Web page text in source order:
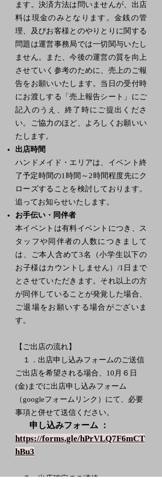
ます。決済方法は問いませんが、出店
料は現金のみとなります。金銭の管
理、及びお客様とのやりとりに関する
問題は運営事務局では一切関与いたし
ません。また、今後の運営の質を向上
させていく参考のために、売上のご報
告をお願いいたします。当日の受付時
にお渡しする「売上報告シート」にご
記入のうえ、終了時にご提出くださ
い。ご協力のほど、よろしくお願いい
たします。
出店時間
ハンドメイド・エリアは、イベント終
了予定時間の1時間～2時間程度先にク
ローズすることを検討しております。
追ってお知らせいたします。
お手伝い・同伴者
本イベントは有料イベントにつき、ス
タッフや同伴者の人数につきまして
は、ご本人含めて3名（小学生以下の
お子様はカウントしません）/1日まで
とさせていただきます。それ以上の方
が同伴していることが発覚した場合、
ご退場をお願いする場合がございま
す。
【ご出店の流れ】
１．出店申し込みフォームのご送信
ご出店を希望される場合、10月６日
(金)までに出店申し込みフォーム
（googleフォームリンク）にて、必要
事項と併せて送信ください。
申し込みフォーム ：
https://forms.gle/hPrVLQ7F6mCT
hBu3
２．出店確定のご連絡